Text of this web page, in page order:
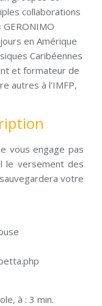
collaborations
en Amérique
Caribéennes
et formateur de
autres à l’IMFP,
vous engage pas
le versement des
votre
à : 3 min.